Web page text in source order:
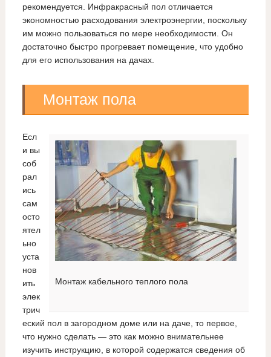
рекомендуется. Инфракрасный пол отличается
экономностью расходования электроэнергии, поскольку
им можно пользоваться по мере необходимости. Он
достаточно быстро прогревает помещение, что удобно
для его использования на дачах.
Монтаж пола
Монтаж кабельного теплого пола
Есл
и вы
соб
рал
ись
сам
осто
ятел
ьно
уста
нов
ить
элек
трич
еский пол в загородном доме или на даче, то первое,
что нужно сделать — это как можно внимательнее
изучить инструкцию, в которой содержатся сведения об